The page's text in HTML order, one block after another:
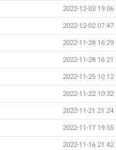
2022-12-03 19:06
2022-12-02 07:47
2022-11-28 16:29
2022-11-28 16:21
2022-11-25 10:12
2022-11-22 10:32
2022-11-21 21:24
2022-11-17 19:55
2022-11-16 21:42